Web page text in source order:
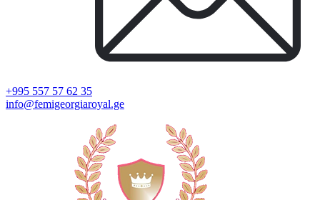
+995 557 57 62 35
info@femigeorgiaroyal.ge